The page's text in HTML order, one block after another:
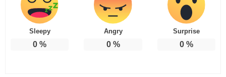
Sleepy
0 %
Angry
0%
Surprise
0%